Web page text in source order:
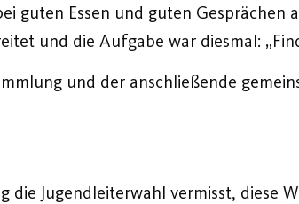
guten Essen und guten
und die Aufgabe war diesmal:
und der anschließende
die Jugendleiterwahl vermisst, diese